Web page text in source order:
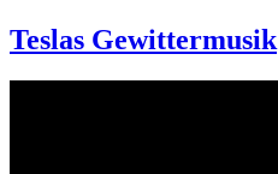
Teslas Gewittermusik